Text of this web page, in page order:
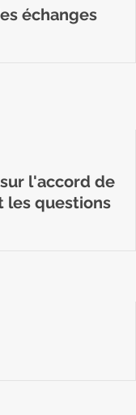
échanges
l'accord de
les questions